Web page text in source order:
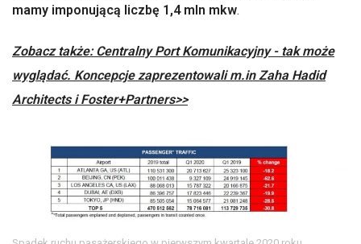
mamy imponującą liczbę 1,4 mln mkw.
Zobacz także: Centralny Port Komunikacyjny - tak może
wyglądać. Koncepcje zaprezentowali m.in Zaha Hadid
Architects i Foster+Partners>>